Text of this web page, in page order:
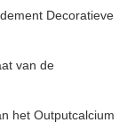
Decoratieve
van de
het Outputcalcium